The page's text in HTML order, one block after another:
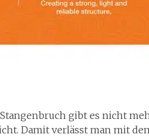
gibt es nicht
Damit verlässt man mit